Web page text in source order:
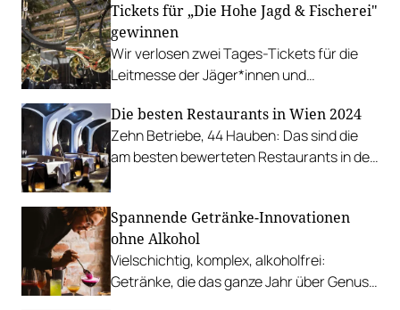
Tickets für „Die Hohe Jagd & Fischerei"
gewinnen
Wir verlosen zwei Tages-Tickets für die
Leitmesse der Jäger*innen und
Die besten Restaurants in Wien 2024
Zehn Betriebe, 44 Hauben: Das sind die
am besten bewerteten Restaurants in der
Spannende Getränke-Innovationen
ohne Alkohol
Vielschichtig, komplex, alkoholfrei:
Getränke, die das ganze Jahr über Genuss